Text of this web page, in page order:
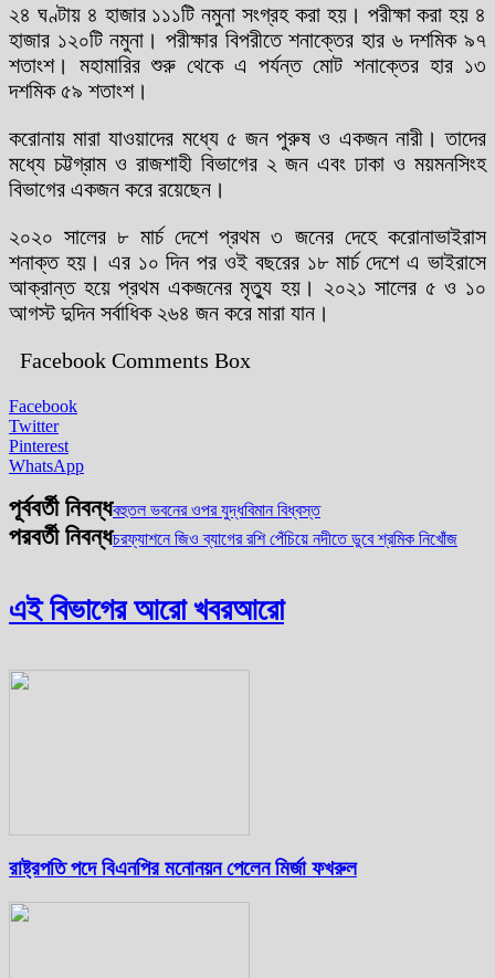
২৪ ঘণ্টায় ৪ হাজার ১১১টি নমুনা সংগ্রহ করা হয়। পরীক্ষা করা হয় ৪
হাজার ১২০টি নমুনা। পরীক্ষার বিপরীতে শনাক্তের হার ৬ দশমিক ৯৭
শতাংশ। মহামারির শুরু থেকে এ পর্যন্ত মোট শনাক্তের হার ১৩
দশমিক ৫৯ শতাংশ।
করোনায় মারা যাওয়াদের মধ্যে ৫ জন পুরুষ ও একজন নারী। তাদের
মধ্যে চট্টগ্রাম ও রাজশাহী বিভাগের ২ জন এবং ঢাকা ও ময়মনসিংহ
বিভাগের একজন করে রয়েছেন।
২০২০ সালের ৮ মার্চ দেশে প্রথম ৩ জনের দেহে করোনাভাইরাস
শনাক্ত হয়। এর ১০ দিন পর ওই বছরের ১৮ মার্চ দেশে এ ভাইরাসে
আক্রান্ত হয়ে প্রথম একজনের মৃত্যু হয়। ২০২১ সালের ৫ ও ১০
আগস্ট দুদিন সর্বাধিক ২৬৪ জন করে মারা যান।
Facebook Comments Box
Facebook
Twitter
Pinterest
WhatsApp
পূর্ববর্তী নিবন্ধবহুতল ভবনের ওপর যুদ্ধবিমান বিধ্বস্ত
পরবর্তী নিবন্ধচরফ্যাশনে জিও ব্যাগের রশি পেঁচিয়ে নদীতে ডুবে শ্রমিক নিখোঁজ
এই বিভাগের আরো খবরআরো
রাষ্ট্রপতি পদে বিএনপির মনোনয়ন পেলেন মির্জা ফখরুল